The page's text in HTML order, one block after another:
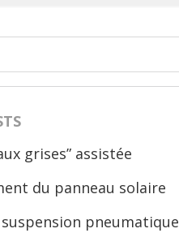
grises” assistée
du panneau solaire
suspension pneumatique